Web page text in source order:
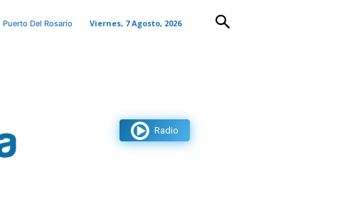
Puerto Del Rosario Viernes, 7 Agosto, 2026
Radio